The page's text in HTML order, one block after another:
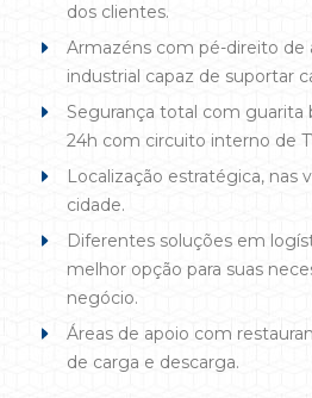
dos clientes.
Armazéns com pé-direito de
industrial capaz de suportar
Segurança total com guarita
24h com circuito interno de
Localização estratégica, nas
cidade.
Diferentes soluções em
melhor opção para suas
negócio.
Áreas de apoio com
de carga e descarga.